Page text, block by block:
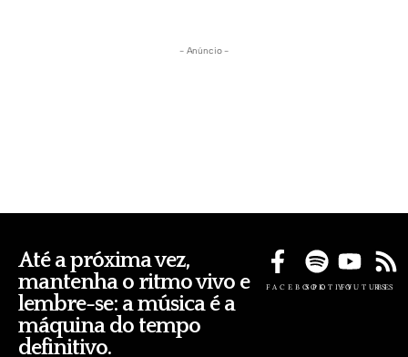
- Anúncio -
Até a próxima vez,
mantenha o ritmo vivo e
lembre-se: a música é a
máquina do tempo
definitivo.
FACEBOOKSPOTIFYYOUTUBE
RSS